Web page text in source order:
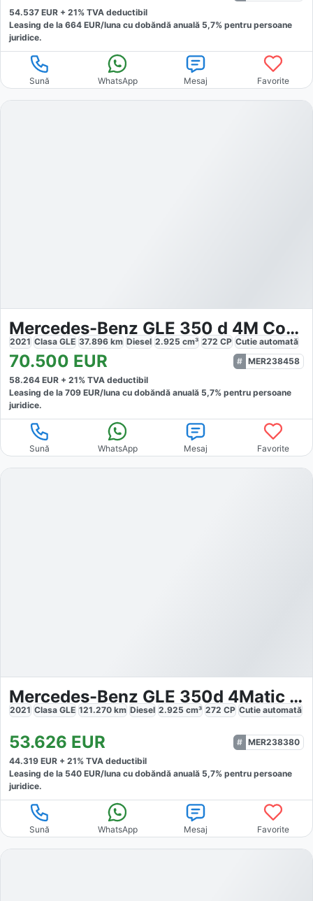
54.537 EUR + 21% TVA deductibil
Leasing de la 664 EUR/luna cu dobăndă anuală 5,7% pentru persoane
juridice.
Sună WhatsApp Mesaj Favorite
Mercedes-Benz GLE 350 d 4M Coupé AMG
2021 Clasa GLE 37.896 km Diesel 2.925 cm³ 272 CP Cutie automată
70.500 EUR
MER238458
58.264 EUR + 21% TVA deductibil
Leasing de la 709 EUR/luna cu dobăndă anuală 5,7% pentru persoane
juridice.
Sună WhatsApp Mesaj Favorite
Mercedes-Benz GLE 350d 4Matic AMG
2021 Clasa GLE 121.270 km Diesel 2.925 cm³ 272 CP Cutie automată
53.626 EUR
MER238380
44.319 EUR + 21% TVA deductibil
Leasing de la 540 EUR/luna cu dobăndă anuală 5,7% pentru persoane
juridice.
Sună WhatsApp Mesaj Favorite